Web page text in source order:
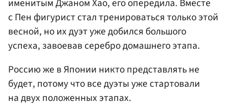
именитым Джаном Хао, его опередила. Вместе
с Пен фигурист стал тренироваться только этой
весной, но их дуэт уже добился большого
успеха, завоевав серебро домашнего этапа.
Россию же в Японии никто представлять не
будет, потому что все дуэты уже стартовали
на двух положенных этапах.